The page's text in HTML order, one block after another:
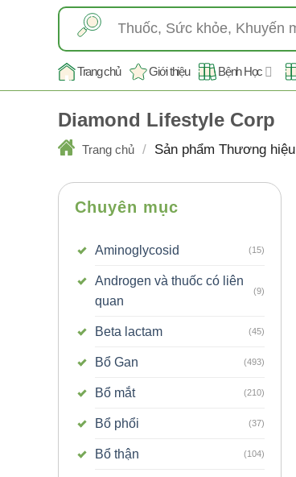
kiếm:
Trang chủ Giới thiệu Bệnh Học
Diamond Lifestyle Corp
Trang chủ / Sản phẩm Thương hiệu
Chuyên mục
Aminoglycosid (15)
Androgen và thuốc có liên
quan
(9)
Beta lactam (45)
Bổ Gan (493)
Bổ mắt (210)
Bổ phổi (37)
Bổ thận (104)